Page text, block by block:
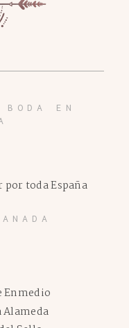
BODA EN
Enmedio
toda España
Alameda